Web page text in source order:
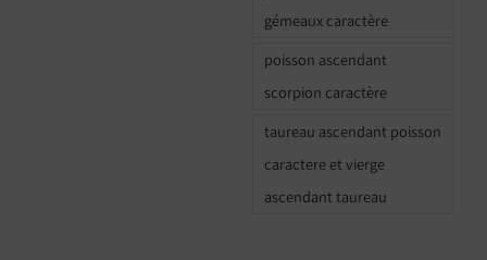
gémeaux caractère
poisson ascendant
scorpion caractère
taureau ascendant poisson
caractere et vierge
ascendant taureau